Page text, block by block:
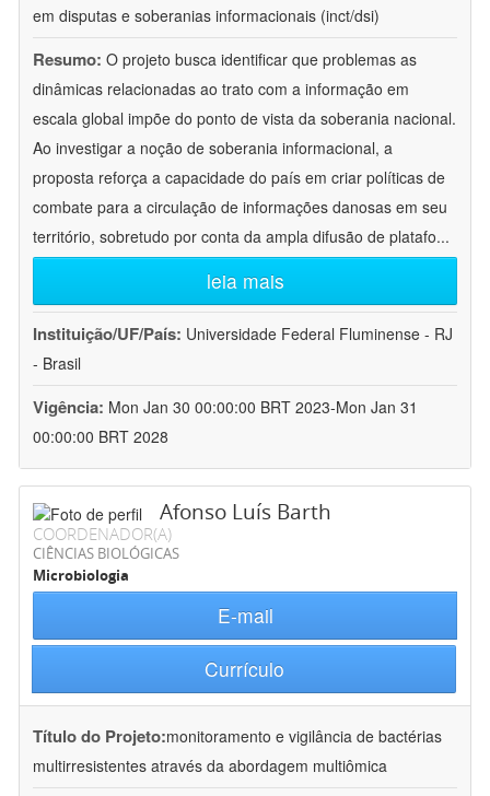
em disputas e soberanias informacionais (inct/dsi)
Resumo: O projeto busca identificar que problemas as
dinâmicas relacionadas ao trato com a informação em
escala global impõe do ponto de vista da soberania nacional.
Ao investigar a noção de soberania informacional, a
proposta reforça a capacidade do país em criar políticas de
combate para a circulação de informações danosas em seu
território, sobretudo por conta da ampla difusão de platafo...
leia mais
Instituição/UF/País: Universidade Federal Fluminense - RJ
- Brasil
Vigência: Mon Jan 30 00:00:00 BRT 2023-Mon Jan 31
00:00:00 BRT 2028
Afonso Luís Barth
COORDENADOR(A)
CIÊNCIAS BIOLÓGICAS
Microbiologia
E-mail
Currículo
Título do Projeto:monitoramento e vigilância de bactérias
multirresistentes através da abordagem multiômica